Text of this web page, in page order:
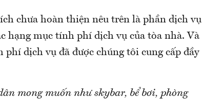
chưa hoàn thiện nêu trên là phần dịch vụ
hạng mục tính phí dịch vụ của tòa nhà. Và
dịch vụ đã được chúng tôi cung cấp đầy
mong muốn như skybar, bể bơi, phòng